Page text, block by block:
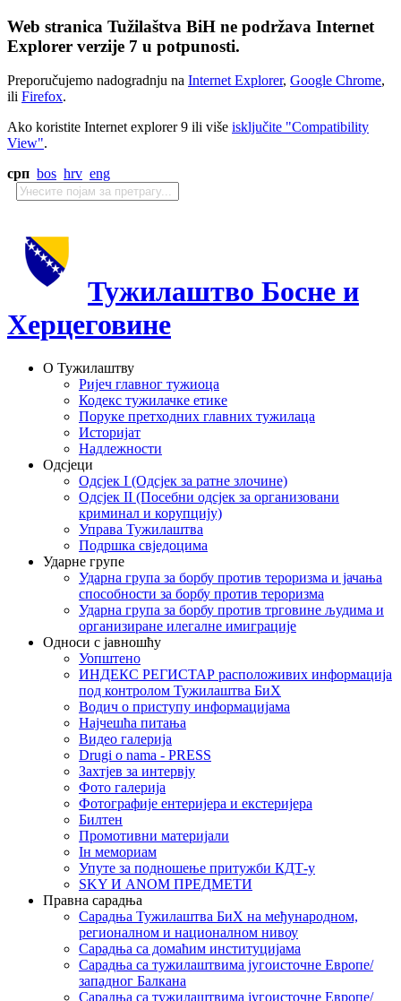
Web stranica Tužilaštva BiH ne podržava Internet
Explorer verzije 7 u potpunosti.
Preporučujemo nadogradnju na Internet Explorer, Google Chrome,
ili Firefox.
Ako koristite Internet explorer 9 ili više isključite "Compatibility
View".
срп bos hrv eng
Тужилаштво Босне и
Херцеговине
О Тужилаштву
Ријеч главног тужиоца
Кодекс тужилачке етике
Поруке претходних главних тужилаца
Историјат
Надлежности
Одсјеци
Одсјек I (Одсјек за ратне злочине)
Одсјек II (Посебни одсјек за организовани
криминал и корупцију)
Управа Тужилаштва
Подршка свједоцима
Ударне групе
Ударна група за борбу против тероризма и јачања
способности за борбу против тероризма
Ударна група за борбу против трговине људима и
организиране илегалне имиграције
Односи с јавношћу
Уопштено
ИНДЕКС РЕГИСТАР расположивих информација
под контролом Тужилаштва БиХ
Водич о приступу информацијама
Најчешћа питања
Видео галерија
Drugi o nama - PRESS
Захтјев за интервју
Фото галерија
Фотографије ентеријера и екстеријера
Билтен
Промотивни материјали
Iн мемориам
Упуте за подношење притужби КДТ-у
SKY И ANOM ПРЕДМЕТИ
Правна сарадња
Сарадња Тужилаштва БиХ на међународном,
регионалном и националном нивоу
Сарадња са домаћим институцијама
Сарадња са тужилаштвима југоисточне Европе/
западног Балкана
Сарадња са тужилаштвима југоисточне Европе/